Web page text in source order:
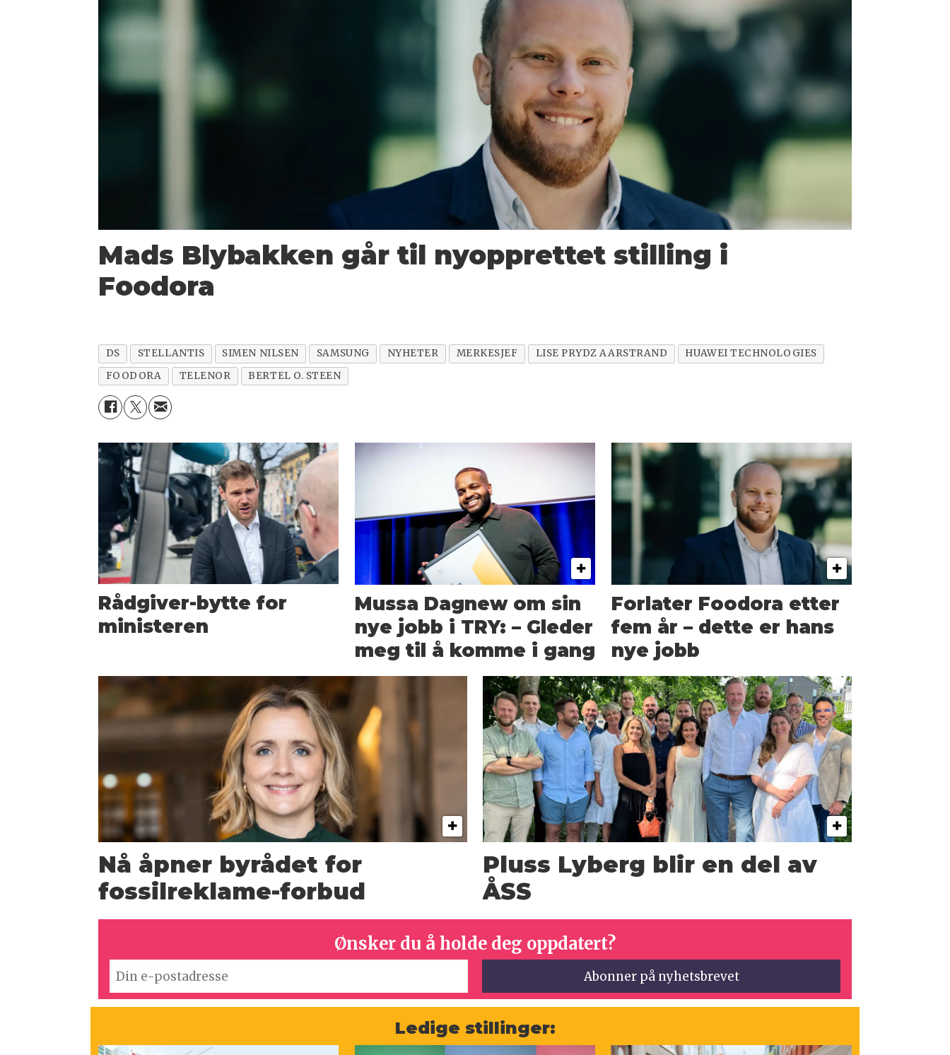
Mads Blybakken går til nyopprettet stilling i
Foodora
DS STELLANTIS SIMEN NILSEN SAMSUNG NYHETER MERKESJEF LISE PRYDZ AARSTRAND
HUAWEI TECHNOLOGIES
FOODORA
TELENOR BERTEL O. STEEN
Rådgiver-bytte for
ministeren
Mussa Dagnew om sin
nye jobb i TRY: – Gleder
meg til å komme i gang
Forlater Foodora etter
fem år – dette er hans
nye jobb
Nå åpner byrådet for
fossilreklame-forbud
Pluss Lyberg blir en del av
ÅSS
Ønsker du å holde deg oppdatert?
Ledige stillinger: